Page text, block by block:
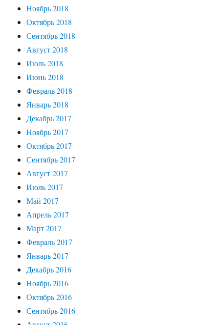
Ноябрь 2018
Октябрь 2018
Сентябрь 2018
Август 2018
Июль 2018
Июнь 2018
Февраль 2018
Январь 2018
Декабрь 2017
Ноябрь 2017
Октябрь 2017
Сентябрь 2017
Август 2017
Июль 2017
Май 2017
Апрель 2017
Март 2017
Февраль 2017
Январь 2017
Декабрь 2016
Ноябрь 2016
Октябрь 2016
Сентябрь 2016